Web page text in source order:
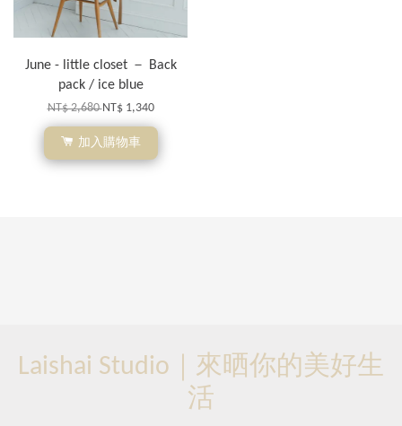
June - little closet － Back
pack / ice blue
NT$ 2,680NT$ 1,340
加入購物車
Laishai Studio｜來晒你的美好生
活